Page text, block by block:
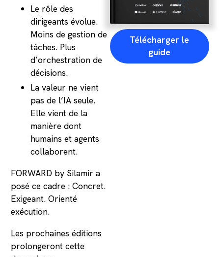
Le rôle des
dirigeants évolue.
Moins de gestion de
tâches. Plus
d’orchestration de
décisions.
La valeur ne vient
pas de l’IA seule.
Elle vient de la
manière dont
humains et agents
collaborent.
FORWARD by Silamir a
posé ce cadre : Concret.
Exigeant. Orienté
exécution.
Les prochaines éditions
prolongeront cette
Télécharger le
guide